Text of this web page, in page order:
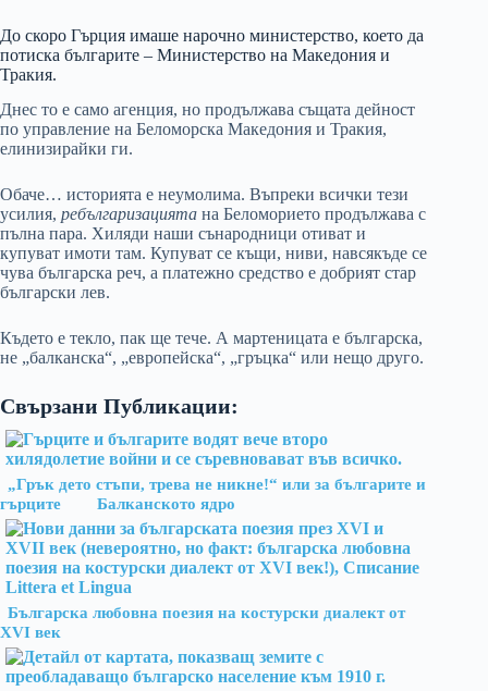
До скоро Гърция имаше нарочно министерство, което да
потиска българите – Министерство на Македония и
Тракия.
Днес то е само агенция, но продължава същата дейност
по управление на Беломорска Македония и Тракия,
елинизирайки ги.
Обаче… историята е неумолима. Въпреки всички тези
усилия, ребългаризацията на Беломорието продължава с
пълна пара. Хиляди наши сънародници отиват и
купуват имоти там. Купуват се къщи, ниви, навсякъде се
чува българска реч, а платежно средство е добрият стар
български лев.
Където е текло, пак ще тече. А мартеницата е българска,
не „балканска“, „европейска“, „гръцка“ или нещо друго.
Свързани Публикации:
„Грък дето стъпи, трева не никне!“ или за българите и
гърците
Балканското ядро
Българска любовна поезия на костурски диалект от
ХVІ век